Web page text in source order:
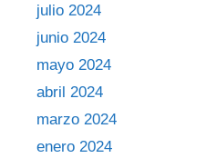
julio 2024
junio 2024
mayo 2024
abril 2024
marzo 2024
enero 2024